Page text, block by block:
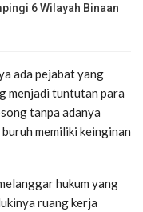
6 Wilayah Binaan
ada pejabat yang
menjadi tuntutan para
tanpa adanya
memiliki keinginan
hukum yang
ruang kerja